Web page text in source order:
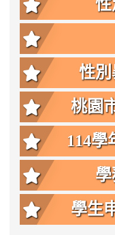
性
性
桃園
114學
學生